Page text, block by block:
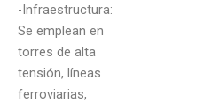
-Infraestructura:
Se emplean en
torres de alta
tensión, líneas
ferroviarias,